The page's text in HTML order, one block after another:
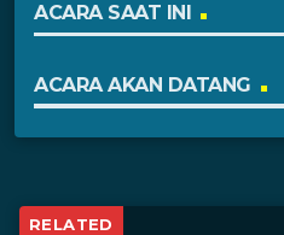
ACARA SAAT INI
ACARA AKAN DATANG
RELATED